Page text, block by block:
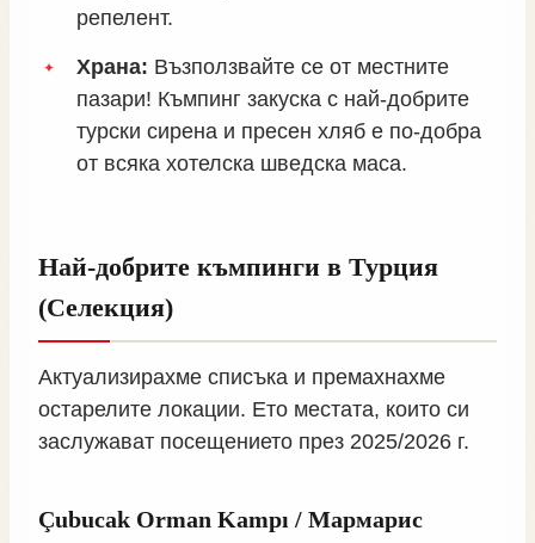
репелент.
Храна: Възползвайте се от местните
пазари! Къмпинг закуска с най-добрите
турски сирена и пресен хляб е по-добра
от всяка хотелска шведска маса.
Най-добрите къмпинги в Турция
(Селекция)
Актуализирахме списъка и премахнахме
остарелите локации. Ето местата, които си
заслужават посещението през 2025/2026 г.
Çubucak Orman Kampı / Мармарис